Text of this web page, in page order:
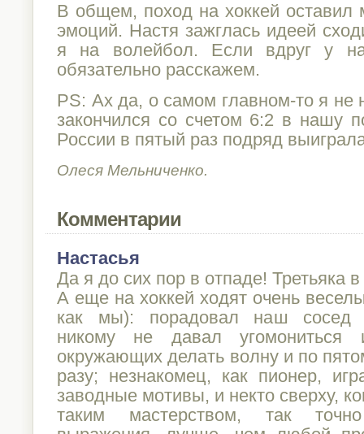
В общем, поход на хоккей оставил
эмоций. Настя зажглась идеей
я на волейбол. Если вдруг у
обязательно расскажем.
PS: Ах да, о самом главном-то я не
закончился со счетом 6:2 в нашу
России в пятый раз подряд
Олеся Мельниченко.
Комментарии
Настасья
Да я до сих пор в отпаде! Третьяка
А еще на хоккей ходят очень
как мы): порадовал наш сосед
никому не давал угомониться
окружающих делать волну и по
разу; незнакомец, как пионер,
заводные мотивы, и некто сверху,
таким мастерством, так